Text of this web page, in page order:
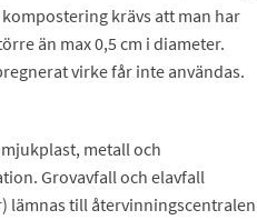
krävs att man har
än max 0,5 cm i diameter.
virke får inte användas.
metall och
Grovavfall och elavfall
lämnas till återvinningscentralen